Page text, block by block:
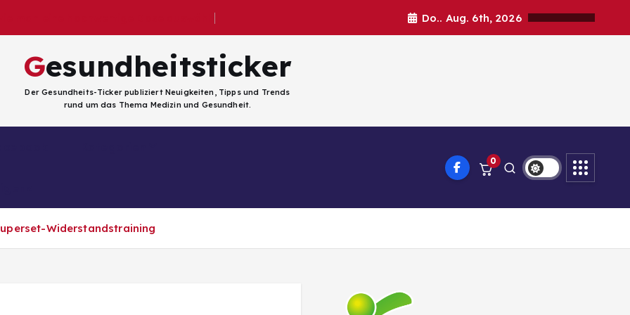
Do.. Aug. 6th, 2026
Gesundheitsticker
Der Gesundheits-Ticker publiziert Neuigkeiten, Tipps und Trends
rund um das Thema Medizin und Gesundheit.
0
Widerstandstraining